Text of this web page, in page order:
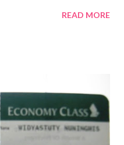
kecuali untuk biaya
mentransfer setoran ke
(maaf off the record).
bunga bank sebesar
READ MORE